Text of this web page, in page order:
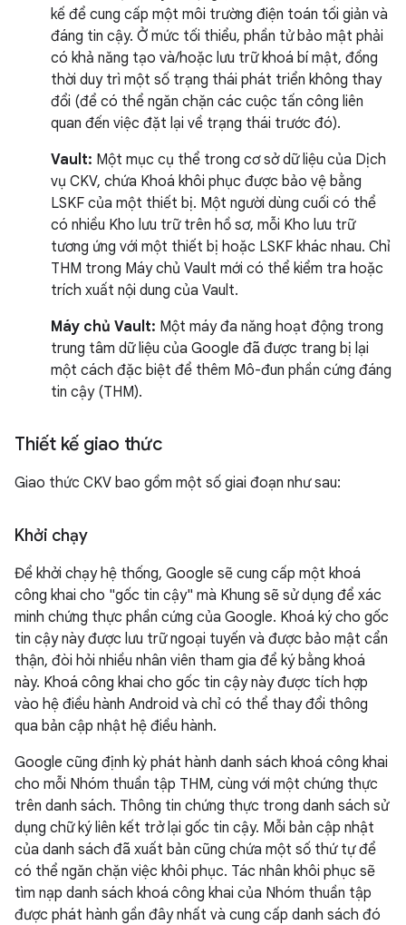
kế để cung cấp một môi trường điện toán tối giản và
đáng tin cậy. Ở mức tối thiểu, phần tử bảo mật phải
có khả năng tạo và/hoặc lưu trữ khoá bí mật, đồng
thời duy trì một số trạng thái phát triển không thay
đổi (để có thể ngăn chặn các cuộc tấn công liên
quan đến việc đặt lại về trạng thái trước đó).
Vault: Một mục cụ thể trong cơ sở dữ liệu của Dịch
vụ CKV, chứa Khoá khôi phục được bảo vệ bằng
LSKF của một thiết bị. Một người dùng cuối có thể
có nhiều Kho lưu trữ trên hồ sơ, mỗi Kho lưu trữ
tương ứng với một thiết bị hoặc LSKF khác nhau. Chỉ
THM trong Máy chủ Vault mới có thể kiểm tra hoặc
trích xuất nội dung của Vault.
Máy chủ Vault: Một máy đa năng hoạt động trong
trung tâm dữ liệu của Google đã được trang bị lại
một cách đặc biệt để thêm Mô-đun phần cứng đáng
tin cậy (THM).
Thiết kế giao thức
Giao thức CKV bao gồm một số giai đoạn như sau:
Khởi chạy
Để khởi chạy hệ thống, Google sẽ cung cấp một khoá
công khai cho "gốc tin cậy" mà Khung sẽ sử dụng để xác
minh chứng thực phần cứng của Google. Khoá ký cho gốc
tin cậy này được lưu trữ ngoại tuyến và được bảo mật cẩn
thận, đòi hỏi nhiều nhân viên tham gia để ký bằng khoá
này. Khoá công khai cho gốc tin cậy này được tích hợp
vào hệ điều hành Android và chỉ có thể thay đổi thông
qua bản cập nhật hệ điều hành.
Google cũng định kỳ phát hành danh sách khoá công khai
cho mỗi Nhóm thuần tập THM, cùng với một chứng thực
trên danh sách. Thông tin chứng thực trong danh sách sử
dụng chữ ký liên kết trở lại gốc tin cậy. Mỗi bản cập nhật
của danh sách đã xuất bản cũng chứa một số thứ tự để
có thể ngăn chặn việc khôi phục. Tác nhân khôi phục sẽ
tìm nạp danh sách khoá công khai của Nhóm thuần tập
được phát hành gần đây nhất và cung cấp danh sách đó